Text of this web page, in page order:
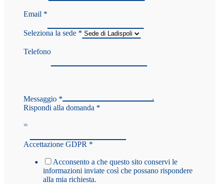
Email *
Seleziona la sede *
Telefono
Messaggio *
Rispondi alla domanda *
=
Accettazione GDPR *
Acconsento a che questo sito conservi le
informazioni inviate così che possano rispondere
alla mia richiesta.